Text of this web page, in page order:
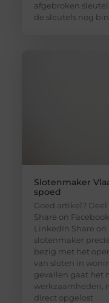
afgebroken
de sleutels nog
Slotenmaker
spoed
Goed artikel?
Share on
LinkedIn Share
slotenmaker
bezig met het
van sloten in
gevallen gaat het
werkzaamheden,
direct opgelost